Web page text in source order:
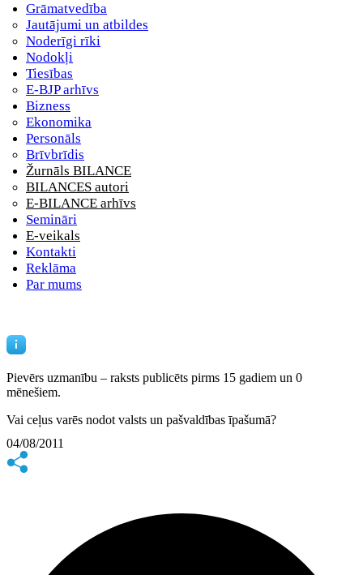
Grāmatvedība
Jautājumi un atbildes
Noderīgi rīki
Nodokļi
Tiesības
E-BJP arhīvs
Bizness
Ekonomika
Personāls
Brīvbrīdis
Žurnāls BILANCE
BILANCES autori
E-BILANCE arhīvs
Semināri
E-veikals
Kontakti
Reklāma
Par mums
Pievērs uzmanību – raksts publicēts pirms 15 gadiem un 0
mēnešiem.
Vai ceļus varēs nodot valsts un pašvaldības īpašumā?
04/08/2011